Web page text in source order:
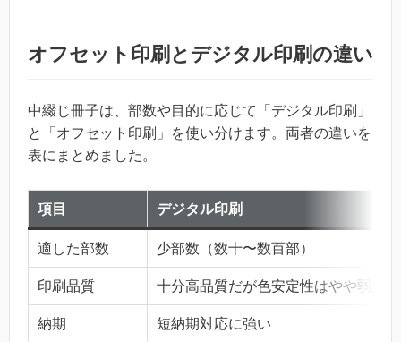
オフセット印刷とデジタル印刷の違い
中綴じ冊子は、部数や目的に応じて「デジタル印刷」
と「オフセット印刷」を使い分けます。両者の違いを
表にまとめました。
項目 デジタル印刷
適した部数 少部数（数十〜数百部）
印刷品質 十分高品質だが色安定性はやや弱い
納期 短納期対応に強い